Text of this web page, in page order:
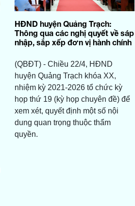
HĐND huyện Quảng Trạch:
Thông qua các nghị quyết về sáp
nhập, sắp xếp đơn vị hành chính
(QBĐT) - Chiều 22/4, HĐND
huyện Quảng Trạch khóa XX,
nhiệm kỳ 2021-2026 tổ chức kỳ
họp thứ 19 (kỳ họp chuyên đề) để
xem xét, quyết định một số nội
dung quan trọng thuộc thẩm
quyền.